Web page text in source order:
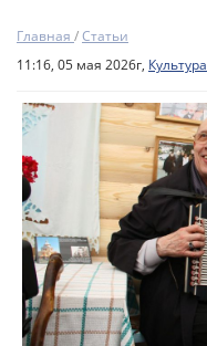
Главная /Статьи
11:16, 05 мая 2026г, Культура